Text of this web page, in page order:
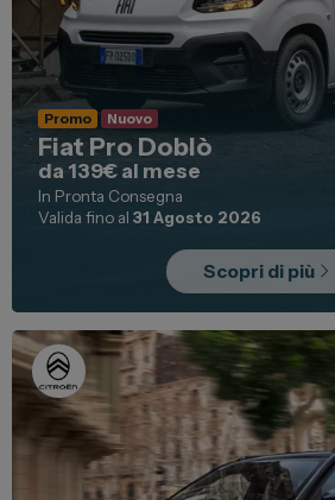
Telefono Vendita
011 22 51 711
Telefono Officina
011 22 51 737
Email
spazio@spaziogroup.com
Promo Nuovo
Fiat Pro Doblò
da 139€ al mese
In Pronta Consegna
Valida fino al31 Agosto 2026
Scopri di più